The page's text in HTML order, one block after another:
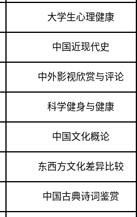
大学生心理健康
中国近现代史
中外影视欣赏与评论
科学健身与健康
中国文化概论
东西方文化差异比较
中国古典诗词鉴赏